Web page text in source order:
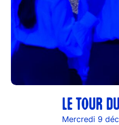
LE TOUR
Mercredi 9